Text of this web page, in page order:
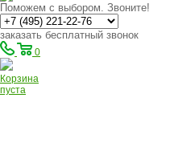
Поможем с выбором. Звоните!
заказать бесплатный звонок
0
Корзина
пуста